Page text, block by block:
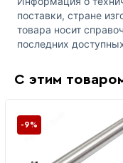
поставки, стране
товара носит
последних
С этим
-9%